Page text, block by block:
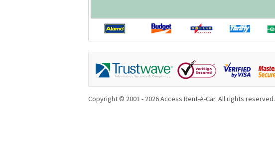
Copyright © 2001 - 2026 Access Rent-A-Car. All rights reserved.